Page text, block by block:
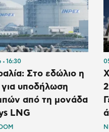
16:30
Στο εδώλιο η
για υποδήλωση
από τη μονάδα
LNG